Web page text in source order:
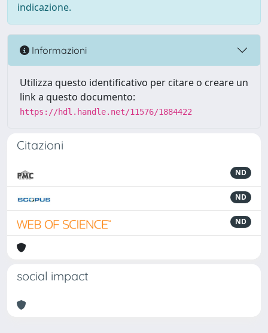
indicazione.
Informazioni
Utilizza questo identificativo per citare o creare un
link a questo documento:
https://hdl.handle.net/11576/1884422
Citazioni
ND
ND
ND
social impact